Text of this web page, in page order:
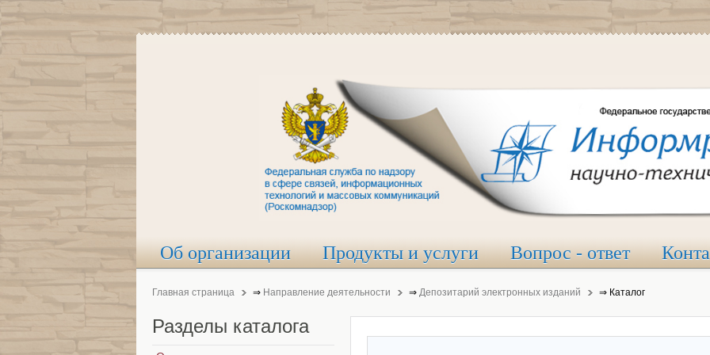
Об организации Продукты и услуги Вопрос - ответ
Главная страница ⇒ Направление деятельности ⇒ Депозитарий электронных изданий ⇒ Каталог
Разделы каталога